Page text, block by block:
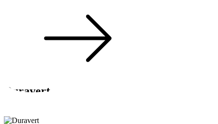
Duravert